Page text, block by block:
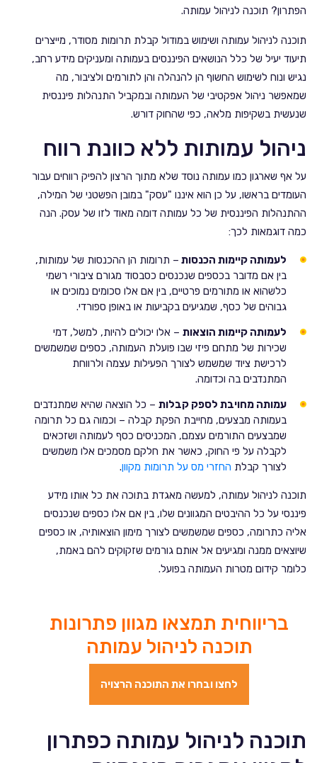
הפתרון? תוכנה לניהול עמותה.
תוכנה לניהול עמותה ושימוש במודול קבלת תרומות מסודר, מייצרים
תיעוד יעיל של כלל הנושאים הפיננסים בעמותה ומעניקים מידע רחב,
נגיש ונוח לשימוש החשוף הן להנהלה והן לתורמים ולציבור, מה
שמאפשר ניהול אפקטיבי של העמותה ובמקביל התנהלות פיננסית
שנעשית בשקיפות מלאה, כפי שהחוק דורש.
ניהול עמותות ללא כוונת רווח
על אף שארגון כמו עמותה נוסד שלא מתוך הרצון להפיק רווחים עבור
העומדים בראשו, על כן הוא איננו "עסק" במובן הפשטני של המילה,
ההתנהלות הפיננסית של כל עמותה דומה מאוד לזו של עסק. הנה
כמה דוגמאות לכך:
לעמותה קיימות הכנסות – תרומות הן ההכנסות של עמותות,
בין אם מדובר בכספים שנכנסים כסבסוד מגורם ציבורי רשמי
כלשהוא או מתורמים פרטיים, בין אם אלו סכומים נמוכים או
גבוהים של כסף, שמגיעים בקביעות או באופן ספורדי.
לעמותה קיימות הוצאות – אלו יכולים להיות, למשל, דמי
שכירות של מתחם פיזי שבו פועלת העמותה, כספים שמשמשים
לרכישת ציוד שמשמש לצורך הפעילות עצמה ולרווחת
המתנדבים בה וכדומה.
עמותה מחויבת לספק קבלות – כל הוצאה שהיא שמתנדבים
בעמותה מבצעים, מחייבת הפקת קבלה – וכמוה גם כל תרומה
שמבצעים התורמים עצמם, המכניסים כסף לעמותה ושזכאים
לקבלה על פי החוק, כאשר את חלקם מסמכים אלו משמשים
לצורך קבלת החזרי מס על תרומות מקוון.
תוכנה לניהול עמותה, למעשה מאגדת בתוכה את כל אותו מידע
פיננסי על כל ההיבטים המגוונים שלו, בין אם אלו כספים שנכנסים
אליה כתרומה, כספים שמשמשים לצורך מימון הוצאותיה, או כספים
שיוצאים ממנה ומגיעים אל אותם גורמים שזקוקים להם באמת,
כלומר קידום מטרות העמותה בפועל.
בריווחית תמצאו מגוון פתרונות
תוכנה לניהול עמותה
לחצו ובחרו את התוכנה הרצויה
תוכנה לניהול עמותה כפתרון